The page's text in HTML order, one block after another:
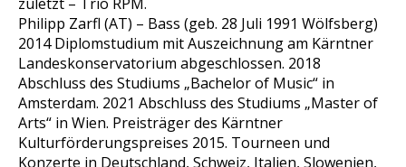
Philipp Zarfl (AT) – Bass (geb. 28 Juli 1991 Wölfsberg)
2014 Diplomstudium mit Auszeichnung am Kärntner
Landeskonservatorium abgeschlossen. 2018
Abschluss des Studiums „Bachelor of Music“ in
Amsterdam. 2021 Abschluss des Studiums „Master of
Arts“ in Wien. Preisträger des Kärntner
Kulturförderungspreises 2015. Tourneen und
Konzerte in Deutschland, Schweiz, Italien, Slowenien,